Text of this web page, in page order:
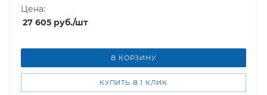
Цена:
27 605 руб./шт
В КОРЗИНУ
КУПИТЬ В 1 КЛИК